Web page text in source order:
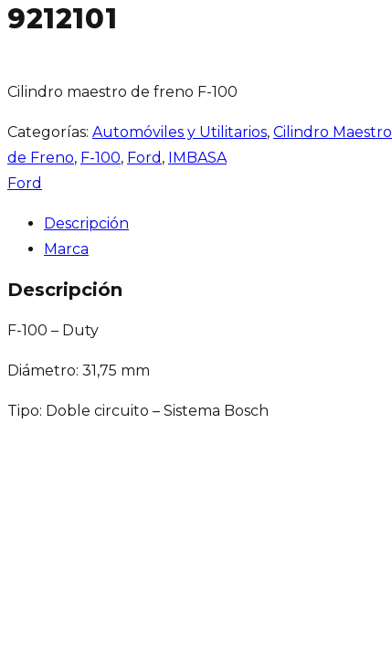
9212101
Cilindro maestro de freno F-100
Categorías: Automóviles y Utilitarios, Cilindro Maestro
de Freno, F-100, Ford , IMBASA
Ford
Descripción
Marca
Descripción
F-100 – Duty
Diámetro: 31,75 mm
Tipo: Doble circuito – Sistema Bosch